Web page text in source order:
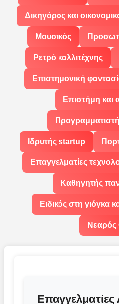
Δικηγόρος και
Μουσικός
Ρετρό καλλιτέχνης
Επιστημονική
Επιστήμη και
Ιδρυτής startup
Επαγγελματίες
Καθηγητής
Ειδικός στη γιόγκα
Νεαρός
Επαγγελματίες